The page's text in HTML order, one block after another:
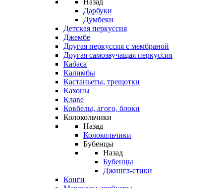
Назад
Дарбуки
Думбеки
Детская перкуссия
Джембе
Другая перкуссия с мембраной
Другая самозвучащая перкуссия
Кабаса
Калимбы
Кастаньеты, трещотки
Кахоны
Клаве
Ковбелы, агого, блоки
Колокольчики
Назад
Колокольчики
Бубенцы
Назад
Бубенцы
Джингл-стики
Конги